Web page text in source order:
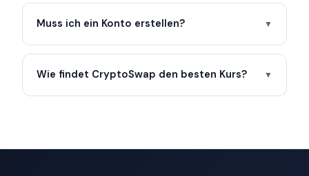
Muss ich ein Konto erstellen? ▼
Wie findet CryptoSwap den besten Kurs? ▼